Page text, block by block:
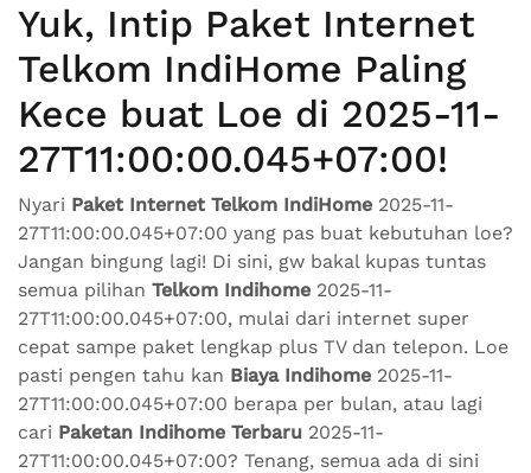
Yuk, Intip Paket Internet
Telkom IndiHome Paling
Kece buat Loe di 2025-11-
27T11:00:00.045+07:00!
Nyari Paket Internet Telkom IndiHome 2025-11-
27T11:00:00.045+07:00 yang pas buat kebutuhan loe?
Jangan bingung lagi! Di sini, gw bakal kupas tuntas
semua pilihan Telkom Indihome 2025-11-
27T11:00:00.045+07:00, mulai dari internet super
cepat sampe paket lengkap plus TV dan telepon. Loe
pasti pengen tahu kan Biaya Indihome 2025-11-
27T11:00:00.045+07:00 berapa per bulan, atau lagi
cari Paketan Indihome Terbaru 2025-11-
27T11:00:00.045+07:00? Tenang, semua ada di sini